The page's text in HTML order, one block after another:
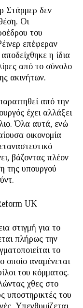
Στάρμερ δεν
Οι
του
επέφεραν
η ίδια
από το σύνολο
ακινήτων.
από την
έχει αλλάξει
Όλα αυτά, ενώ
οικονομία
βάζοντας πλέον
της υπουργού
UK
στιγμή για το
πλήρως την
το
οποίο αναμένεται
του κόμματος.
χθες στο
υποστηρικτές του